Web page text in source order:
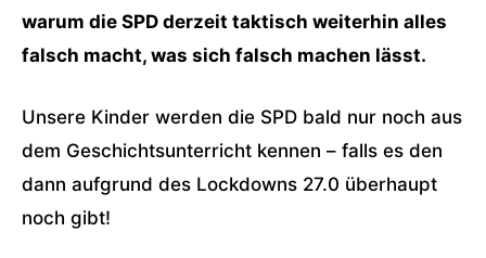
warum die SPD derzeit taktisch weiterhin alles
falsch macht, was sich falsch machen lässt.
Unsere Kinder werden die SPD bald nur noch aus
dem Geschichtsunterricht kennen – falls es den
dann aufgrund des Lockdowns 27.0 überhaupt
noch gibt!